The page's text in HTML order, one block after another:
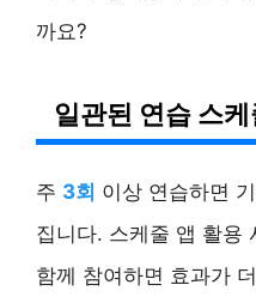
까요?
일관된 연습 스
주 3회 이상 연습하면
집니다. 스케줄 앱 활용
함께 참여하면 효과가